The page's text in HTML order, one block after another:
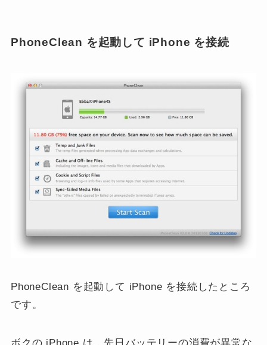
PhoneClean を起動して iPhone を接続
PhoneClean を起動して iPhone を接続したところ
です。